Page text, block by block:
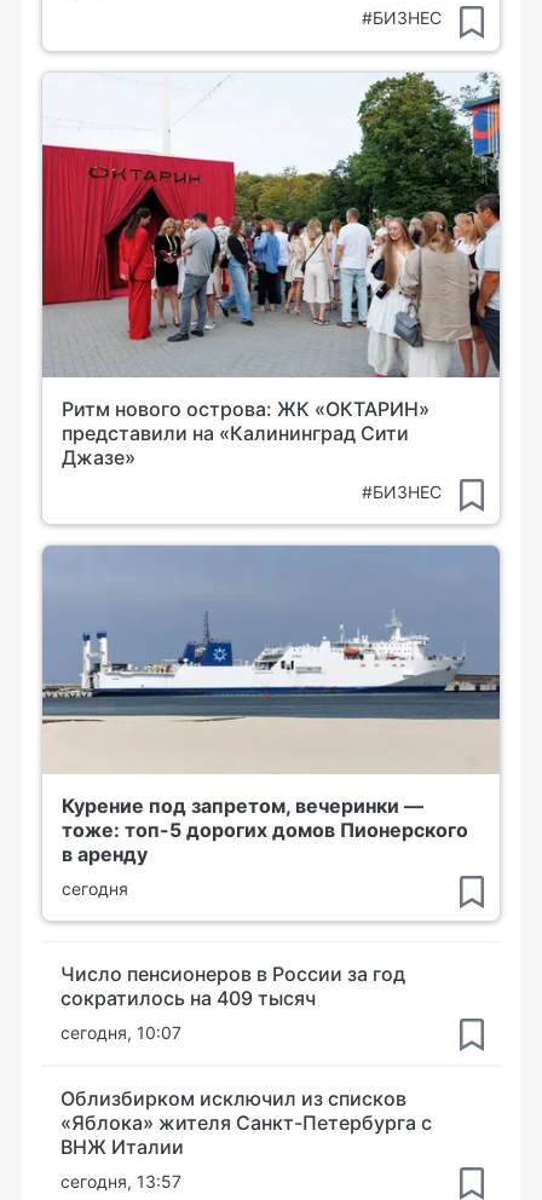
#БИЗНЕС
Ритм нового острова: ЖК «ОКТАРИН»
представили на «Калининград Сити
Джазе»
#БИЗНЕС
Курение под запретом, вечеринки —
тоже: топ-5 дорогих домов Пионерского
в аренду
сегодня
Число пенсионеров в России за год
сократилось на 409 тысяч
сегодня, 10:07
Облизбирком исключил из списков
«Яблока» жителя Санкт-Петербурга с
ВНЖ Италии
сегодня, 13:57